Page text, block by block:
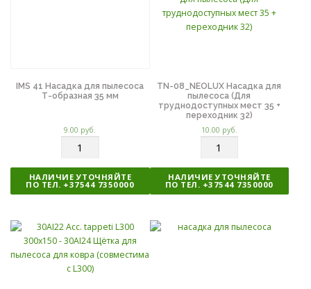
о
IMS 41 Насадка для пылесоса
Т-образная 35 мм
9.00 руб.
л
и
ч
с
т
в
НАЛИЧИЕ УТОЧНЯЙТЕ
ПО ТЕЛ. +37544 7350000
TN-08_NEOLUX Насадка для
пылесоса (Для
труднодоступных мест 35 +
переходник 32)
10.00 руб.
л
и
ч
с
НАЛИЧИЕ УТОЧНЯЙТЕ
ПО ТЕЛ. +37544 7350000